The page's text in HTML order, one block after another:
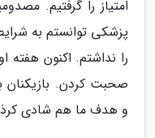
امتیاز را گرفتیم.
را نداشتم. اکنون هفته
صحبت کردن. بازیکنان
و هدف ما هم شادی